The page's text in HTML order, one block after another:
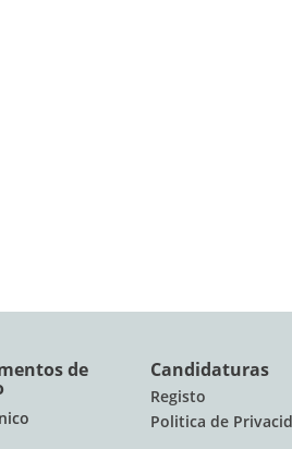
de
Candidaturas
Registo
Politica de